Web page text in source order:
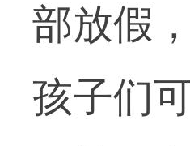
部放假
孩子们